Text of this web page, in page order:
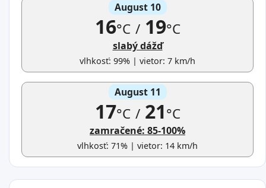
August 10
16°C /19°C
slabý dážď
vlhkosť: 99% | vietor: 7 km/h
August 11
17°C /21°C
zamračené: 85-100%
vlhkosť: 71% | vietor: 14 km/h